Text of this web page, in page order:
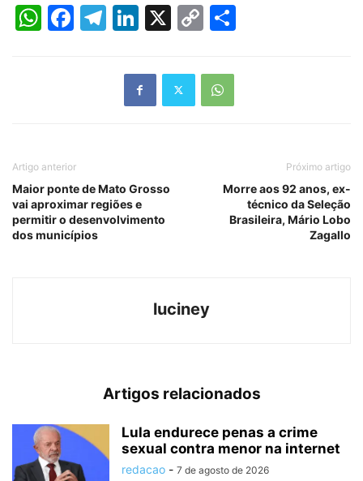
WhatsApp
Facebook
Telegram
LinkedIn
X
Copy
Artigo anterior
Maior ponte de Mato Grosso
vai aproximar regiões e
permitir o desenvolvimento
dos municípios
Próximo artigo
Morre aos 92 anos, ex-
técnico da Seleção
Brasileira, Mário Lobo
Zagallo
luciney
Artigos relacionados
Lula endurece penas a crime
sexual contra menor na internet
redacao - 7 de agosto de 2026